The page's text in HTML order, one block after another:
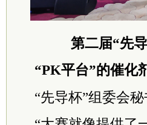
第二届“先
“PK平台”的催化
“先导杯”组委会